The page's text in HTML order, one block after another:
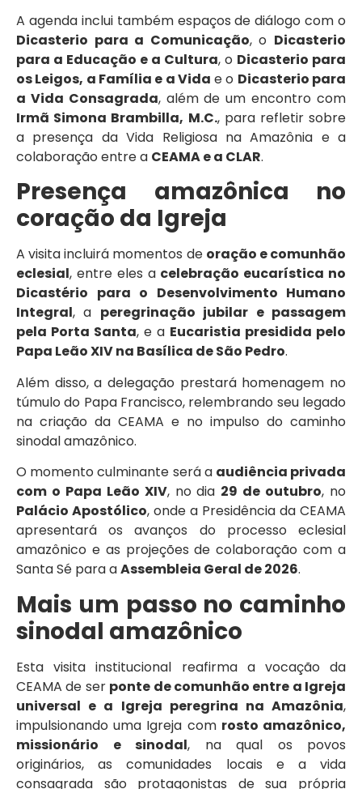
A agenda inclui também espaços de diálogo com o
Dicasterio para a Comunicação, o Dicasterio
para a Educação e a Cultura, o Dicasterio para
os Leigos, a Família e a Vida e o Dicasterio para
a Vida Consagrada, além de um encontro com
Irmã Simona Brambilla, M.C., para refletir sobre
a presença da Vida Religiosa na Amazônia e a
colaboração entre a CEAMA e a CLAR.
Presença amazônica no
coração da Igreja
A visita incluirá momentos de oração e comunhão
eclesial, entre eles a celebração eucarística no
Dicastério para o Desenvolvimento Humano
Integral, a peregrinação jubilar e passagem
pela Porta Santa, e a Eucaristia presidida pelo
Papa Leão XIV na Basílica de São Pedro.
Além disso, a delegação prestará homenagem no
túmulo do Papa Francisco, relembrando seu legado
na criação da CEAMA e no impulso do caminho
sinodal amazônico.
O momento culminante será a audiência privada
com o Papa Leão XIV, no dia 29 de outubro, no
Palácio Apostólico, onde a Presidência da CEAMA
apresentará os avanços do processo eclesial
amazônico e as projeções de colaboração com a
Santa Sé para aAssembleia Geral de 2026.
Mais um passo no caminho
sinodal amazônico
Esta visita institucional reafirma a vocação da
CEAMA de ser ponte de comunhão entre a Igreja
universal e a Igreja peregrina na Amazônia,
impulsionando uma Igreja com rosto amazônico,
missionário e sinodal, na qual os povos
originários, as comunidades locais e a vida
consagrada são protagonistas de sua própria